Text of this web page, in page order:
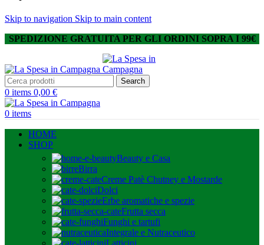
Skip to navigation Skip to main content
SPEDIZIONE GRATUITA PER GLI ORDINI SOPRA I 99€
Search
0 items 0,00 €
0 items
HOME
SHOP
Beauty e Casa
Birra
Creme Patè Chutney e Mostarde
Dolci
Erbe aromatiche e spezie
Frutta secca
Funghi e tartufi
Integrale e Nutraceutico